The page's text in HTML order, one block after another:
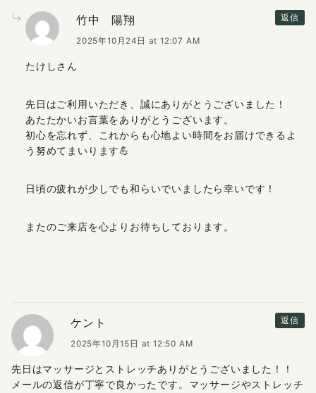
返信
竹中 陽翔
2025年10月24日 at 12:07 AM
たけしさん
先日はご利用いただき、誠にありがとうございました！
あたたかいお言葉をありがとうございます。
初心を忘れず、これからも心地よい時間をお届けできるよ
う努めてまいります💪
日頃の疲れが少しでも和らいでいましたら幸いです！
またのご来店を心よりお待ちしております。
返信
ケント
2025年10月15日 at 12:50 AM
先日はマッサージとストレッチありがとうございました！！
メールの返信が丁寧で良かったです。マッサージやストレッチ